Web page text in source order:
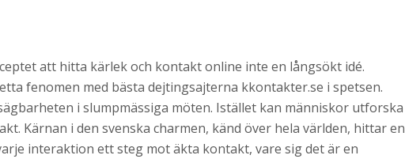
att hitta kärlek och kontakt online inte en långsökt idé.
fenomen med bästa dejtingsajterna kkontakter.se i spetsen.
i slumpmässiga möten. Istället kan människor utforska
Kärnan i den svenska charmen, känd över hela världen, hittar en
interaktion ett steg mot äkta kontakt, vare sig det är en